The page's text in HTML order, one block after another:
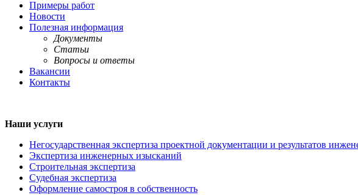
Примеры работ
Новости
Полезная информация
Документы
Статьи
Вопросы и ответы
Вакансии
Контакты
Наши услуги
Негосударственная экспертиза проектной документации и результатов
Экспертиза инженерных изысканий
Строительная экспертиза
Судебная экспертиза
Оформление самостроя в собственность